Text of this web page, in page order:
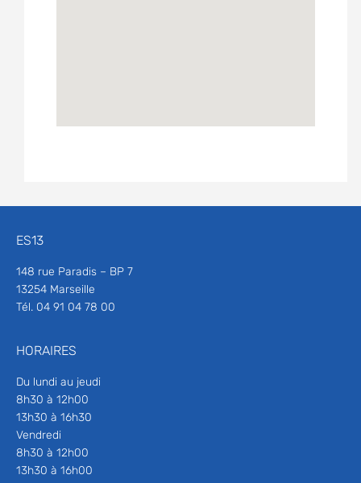
ES13
148 rue Paradis – BP 7
13254 Marseille
Tél. 04 91 04 78 00
HORAIRES
Du lundi au jeudi
8h30 à 12h00
13h30 à 16h30
Vendredi
8h30 à 12h00
13h30 à 16h00